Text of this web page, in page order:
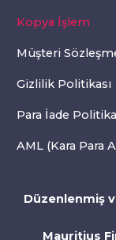
Kopya İşlem
Müşteri
Gizlilik Politikası
Para İade
AML (Kara Para
Düzenlenmiş
Mauritius